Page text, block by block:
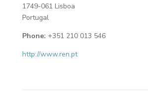
1749-061 Lisboa
Portugal
Phone: +351 210 013 546
http://www.ren.pt